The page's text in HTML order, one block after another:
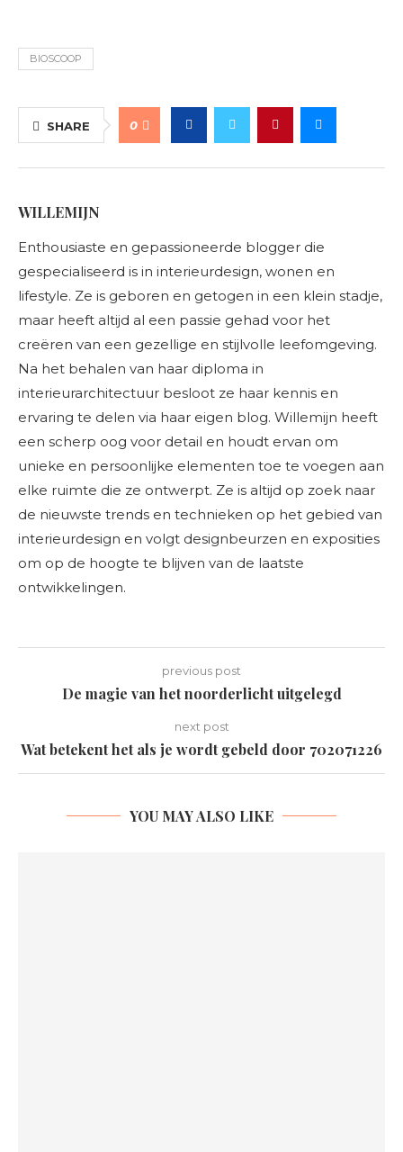
BIOSCOOP
SHARE 0
WILLEMIJN
Enthousiaste en gepassioneerde blogger die
gespecialiseerd is in interieurdesign, wonen en
lifestyle. Ze is geboren en getogen in een klein stadje,
maar heeft altijd al een passie gehad voor het
creëren van een gezellige en stijlvolle leefomgeving.
Na het behalen van haar diploma in
interieurarchitectuur besloot ze haar kennis en
ervaring te delen via haar eigen blog. Willemijn heeft
een scherp oog voor detail en houdt ervan om
unieke en persoonlijke elementen toe te voegen aan
elke ruimte die ze ontwerpt. Ze is altijd op zoek naar
de nieuwste trends en technieken op het gebied van
interieurdesign en volgt designbeurzen en exposities
om op de hoogte te blijven van de laatste
ontwikkelingen.
previous post
De magie van het noorderlicht uitgelegd
next post
Wat betekent het als je wordt gebeld door 702071226
YOU MAY ALSO LIKE